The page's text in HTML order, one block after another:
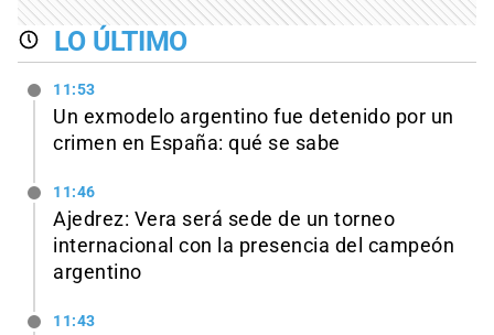
LO ÚLTIMO
11:53
Un exmodelo argentino fue detenido por un
crimen en España: qué se sabe
11:46
Ajedrez: Vera será sede de un torneo
internacional con la presencia del campeón
argentino
11:43